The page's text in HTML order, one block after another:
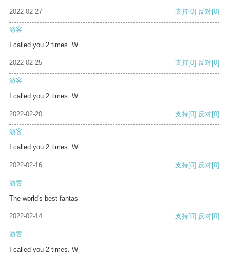
2022-02-27 支持[0] 反对[0]
游客
I called you 2 times. W
2022-02-25 支持[0] 反对[0]
游客
I called you 2 times. W
2022-02-20 支持[0] 反对[0]
游客
I called you 2 times. W
2022-02-16 支持[0] 反对[0]
游客
The world's best fantas
2022-02-14 支持[0] 反对[0]
游客
I called you 2 times. W